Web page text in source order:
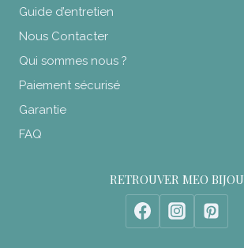
Guide d’entretien
Nous Contacter
Qui sommes nous ?
Paiement sécurisé
Garantie
FAQ
RETROUVER MEO BIJOU